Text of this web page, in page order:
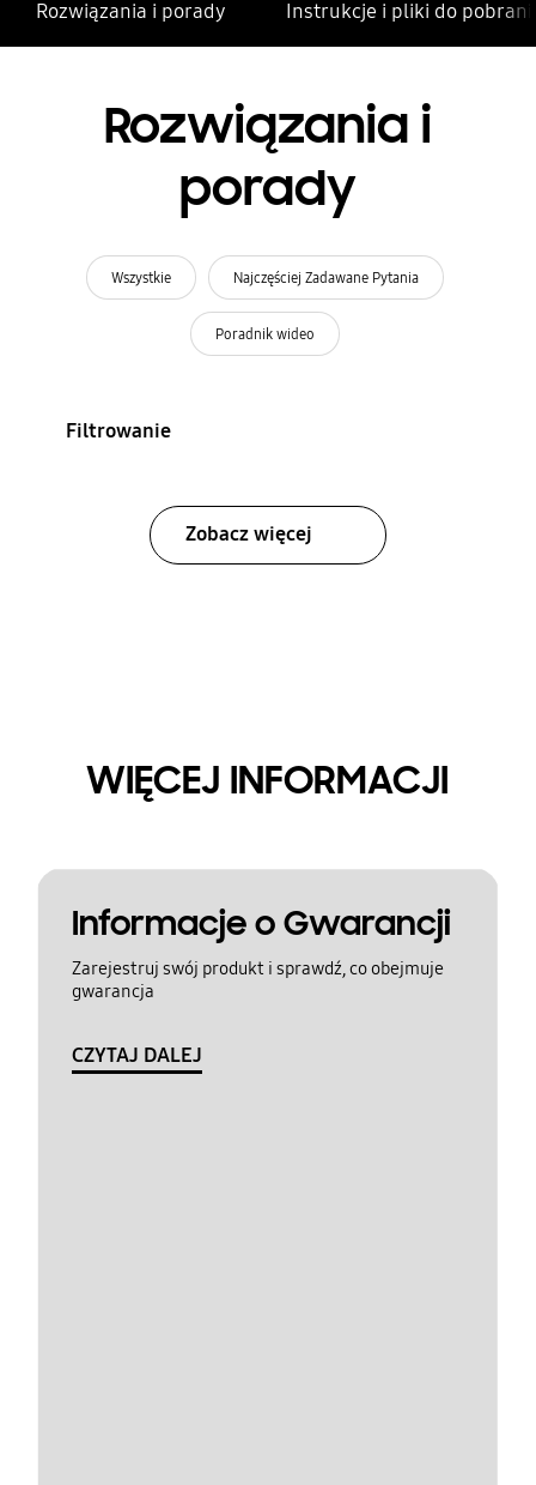
Rozwiązania i porady Instrukcje i pliki do
Rozwiązania i
porady
Wszystkie Najczęściej Zadawane Pytania
Poradnik wideo
Filtrowanie
Zobacz więcej
WIĘCEJ INFORMACJI
Informacje o Gwarancji
Zarejestruj swój produkt i sprawdź, co obejmuje
gwarancja
CZYTAJ DALEJ